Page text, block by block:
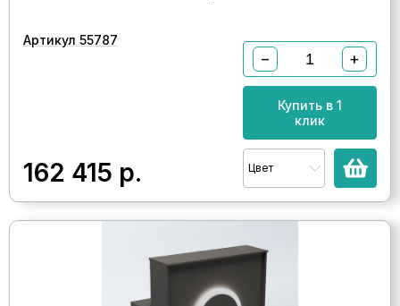
Артикул 55787
162 415 р.
− +
Купить в 1
клик
Цвет